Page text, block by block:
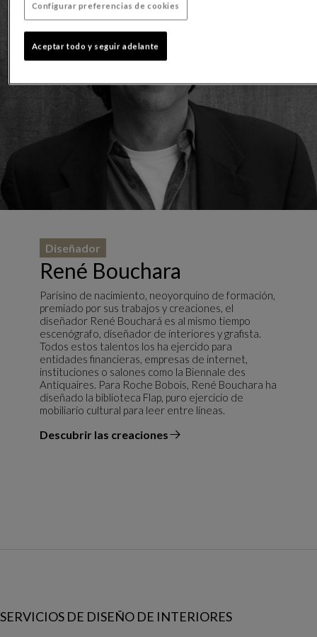
René Bouchara
Diseñador
Parisino de nacimiento, neoyorquino de formación,
premiado por sus trabajos y creaciones, el
diseñador René Bouchará es al mismo tiempo
escenógrafo, diseñador de interiores y grafista.
Todos estos talentos los ha ejercido para
entidades financieras, empresas de internet,
instituciones o salones como la Biennale des
Antiquaires. Para Roche Bobois, René Bouchara ha
diseñado la biblioteca Flap, puro ejercicio de
mobiliario cultural para leer entre líneas.
Descubrir las creaciones
el diseñador
SERVICIOS DE DISEÑO DE INTERIORES
Configurar preferencias de cookies
Aceptar todo y seguir adelante